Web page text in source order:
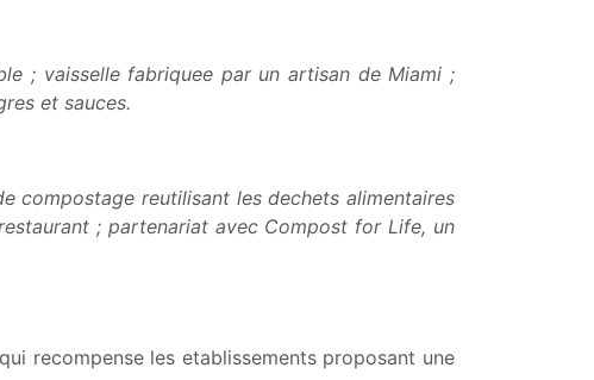
; vaisselle fabriquee par un artisan de Miami ;
et sauces.
compostage reutilisant les dechets alimentaires
; partenariat avec Compost for Life, un
recompense les etablissements proposant une